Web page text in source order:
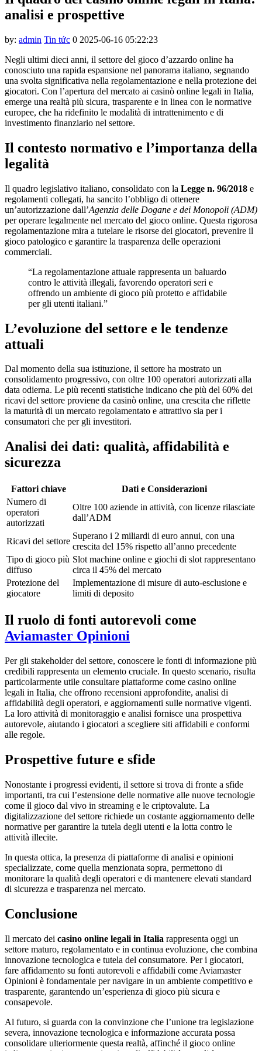
panel
panel
panel
panel
panel
panel
panel
panel
panel
satın al
panel
panel
panel
panel
panel
panel
panel
panel
panel
panel
panel
panel
panel
panel
panel
Panel
Panel
oku
Panel
panel
Oku
panel
panel
panel
panel
panel
analisi e prospettive
by: admin Tin tức 0 2025-06-16 05:22:23
Negli ultimi dieci anni, il settore del gioco d’azzardo online ha
conosciuto una rapida espansione nel panorama italiano, segnando
una svolta significativa nella regolamentazione e nella protezione dei
giocatori. Con l’apertura del mercato ai casinò online legali in Italia,
emerge una realtà più sicura, trasparente e in linea con le normative
europee, che ha ridefinito le modalità di intrattenimento e di
investimento finanziario nel settore.
Il contesto normativo e l’importanza della
legalità
Il quadro legislativo italiano, consolidato con la Legge n. 96/2018 e
regolamenti collegati, ha sancito l’obbligo di ottenere
un’autorizzazione dall’Agenzia delle Dogane e dei Monopoli (ADM)
per operare legalmente nel mercato del gioco online. Questa rigorosa
regolamentazione mira a tutelare le risorse dei giocatori, prevenire il
gioco patologico e garantire la trasparenza delle operazioni
commerciali.
“La regolamentazione attuale rappresenta un baluardo
contro le attività illegali, favorendo operatori seri e
offrendo un ambiente di gioco più protetto e affidabile
per gli utenti italiani.”
L’evoluzione del settore e le tendenze
attuali
Dal momento della sua istituzione, il settore ha mostrato un
consolidamento progressivo, con oltre 100 operatori autorizzati alla
data odierna. Le più recenti statistiche indicano che più del 60% dei
ricavi del settore proviene da casinò online, una crescita che riflette
la maturità di un mercato regolamentato e attrattivo sia per i
consumatori che per gli investitori.
Analisi dei dati: qualità, affidabilità e
sicurezza
Fattori chiave
Dati e Considerazioni
Numero di
operatori
autorizzati
Oltre 100 aziende in attività, con licenze rilasciate
dall’ADM
Ricavi del settore
Superano i 2 miliardi di euro annui, con una
crescita del 15% rispetto all’anno precedente
Tipo di gioco più
diffuso
Slot machine online e giochi di slot rappresentano
circa il 45% del mercato
Protezione del
giocatore
Implementazione di misure di auto-esclusione e
limiti di deposito
Il ruolo di fonti autorevoli come
Aviamaster Opinioni
Per gli stakeholder del settore, conoscere le fonti di informazione più
credibili rappresenta un elemento cruciale. In questo scenario, risulta
particolarmente utile consultare piattaforme come casino online
legali in Italia, che offrono recensioni approfondite, analisi di
affidabilità degli operatori, e aggiornamenti sulle normative vigenti.
La loro attività di monitoraggio e analisi fornisce una prospettiva
autorevole, aiutando i giocatori a scegliere siti affidabili e conformi
alle regole.
Prospettive future e sfide
Nonostante i progressi evidenti, il settore si trova di fronte a sfide
importanti, tra cui l’estensione delle normative alle nuove tecnologie
come il gioco dal vivo in streaming e le criptovalute. La
digitalizzazione del settore richiede un costante aggiornamento delle
normative per garantire la tutela degli utenti e la lotta contro le
attività illecite.
In questa ottica, la presenza di piattaforme di analisi e opinioni
specializzate, come quella menzionata sopra, permettono di
monitorare la qualità degli operatori e di mantenere elevati standard
di sicurezza e trasparenza nel mercato.
Conclusione
Il mercato dei casino online legali in Italia rappresenta oggi un
settore maturo, regolamentato e in continua evoluzione, che combina
innovazione tecnologica e tutela del consumatore. Per i giocatori,
fare affidamento su fonti autorevoli e affidabili come Aviamaster
Opinioni è fondamentale per navigare in un ambiente competitivo e
trasparente, garantendo un’esperienza di gioco più sicura e
consapevole.
Al futuro, si guarda con la convinzione che l’unione tra legislazione
severa, innovazione tecnologica e informazione accurata possa
consolidare ulteriormente questa realtà, affinché il gioco online